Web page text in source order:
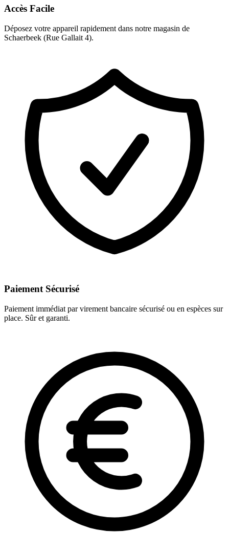
Accès Facile
Déposez votre appareil rapidement dans notre magasin de
Schaerbeek (Rue Gallait 4).
Paiement Sécurisé
Paiement immédiat par virement bancaire sécurisé ou en espèces sur
place. Sûr et garanti.